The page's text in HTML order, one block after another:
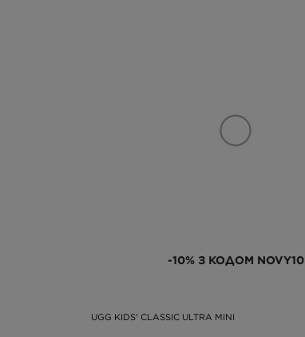
-10% З КОДОМ NOVY10
UGG KIDS' CLASSIC ULTRA MINI